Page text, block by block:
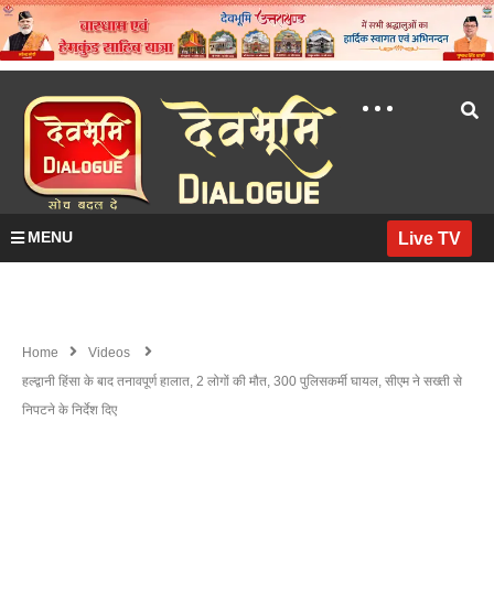
MENU Live TV
Home
Videos
हल्द्वानी हिंसा के बाद तनावपूर्ण हालात, 2 लोगों की मौत, 300 पुलिसकर्मी घायल, सीएम ने सख्ती से
निपटने के निर्देश दिए